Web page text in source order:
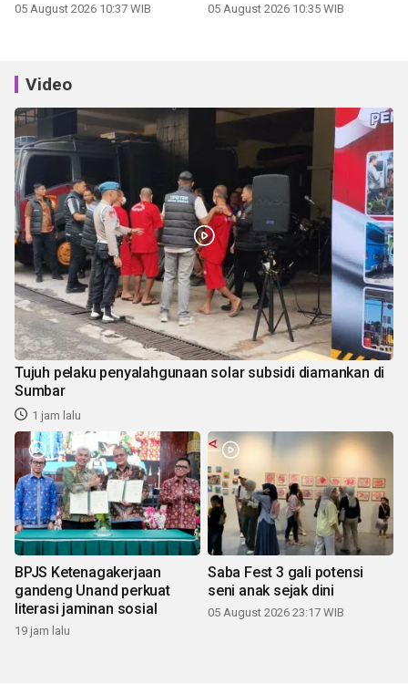
05 August 2026 10:37 WIB 05 August 2026 10:35 WIB
Video
Tujuh pelaku penyalahgunaan solar subsidi diamankan di
Sumbar
1 jam lalu
BPJS Ketenagakerjaan
gandeng Unand perkuat
literasi jaminan sosial
19 jam lalu
Saba Fest 3 gali potensi
seni anak sejak dini
05 August 2026 23:17 WIB